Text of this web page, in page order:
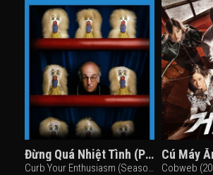
Đừng Quá Nhiệt Tình (Phần 4)
Curb Your Enthusiasm (Season 4) (2004)
Cú Máy
Cobweb